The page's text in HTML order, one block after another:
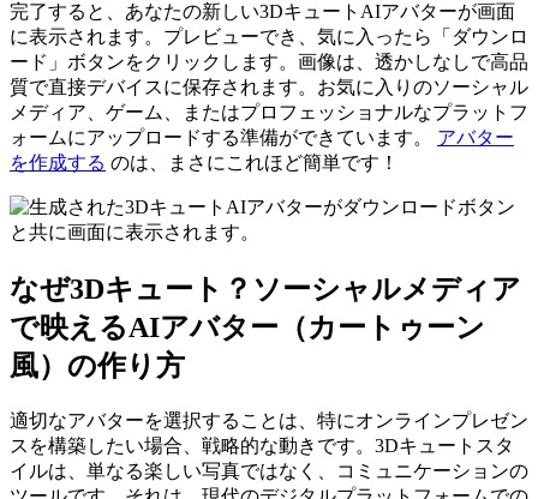
完了すると、あなたの新しい3DキュートAIアバターが画面
に表示されます。プレビューでき、気に入ったら「ダウンロ
ード」ボタンをクリックします。画像は、透かしなしで高品
質で直接デバイスに保存されます。お気に入りのソーシャル
メディア、ゲーム、またはプロフェッショナルなプラットフ
ォームにアップロードする準備ができています。 アバター
を作成する のは、まさにこれほど簡単です！
なぜ3Dキュート？ソーシャルメディア
で映えるAIアバター（カートゥーン
風）の作り方
適切なアバターを選択することは、特にオンラインプレゼン
スを構築したい場合、戦略的な動きです。3Dキュートスタ
イルは、単なる楽しい写真ではなく、コミュニケーションの